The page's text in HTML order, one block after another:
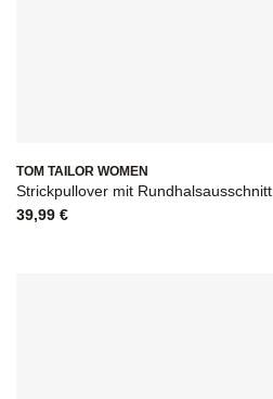
TOM TAILOR WOMEN
Strickpullover mit Rundhalsausschnitt
39,99 €